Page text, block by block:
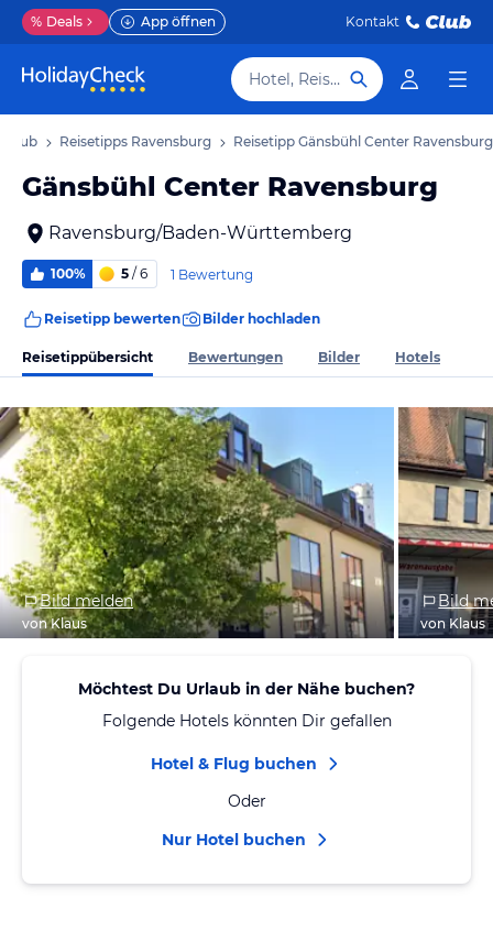
% Deals App öffnen Kontakt
Hotel, Reiseziel
Reisetipps Ravensburg Reisetipp Gänsbühl Center Ravensburg
Gänsbühl Center Ravensburg
Ravensburg/Baden-Württemberg
100% 5 / 6 1 Bewertung
Reisetipp bewerten Bilder hochladen
Reisetippübersicht Bewertungen Bilder Hotels
Bild melden
von Klaus
Bild
von Klaus
Möchtest Du Urlaub in der Nähe buchen?
Folgende Hotels könnten Dir gefallen
Hotel & Flug buchen
Oder
Nur Hotel buchen